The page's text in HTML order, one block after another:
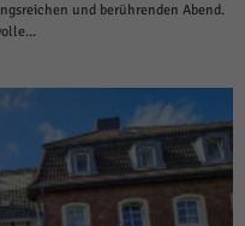
und berührenden Abend.